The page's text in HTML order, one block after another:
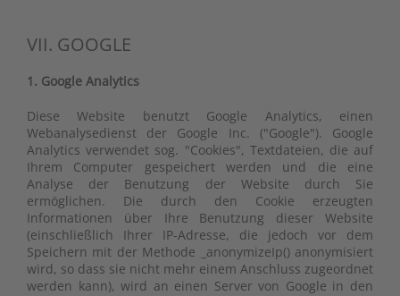
VII. GOOGLE
1. Google Analytics
Diese Website benutzt Google Analytics, einen
Webanalysedienst der Google Inc. ("Google"). Google
Analytics verwendet sog. "Cookies", Textdateien, die auf
Ihrem Computer gespeichert werden und die eine
Analyse der Benutzung der Website durch Sie
ermöglichen. Die durch den Cookie erzeugten
Informationen über Ihre Benutzung dieser Website
(einschließlich Ihrer IP-Adresse, die jedoch vor dem
Speichern mit der Methode _anonymizeIp() anonymisiert
wird, so dass sie nicht mehr einem Anschluss zugeordnet
werden kann), wird an einen Server von Google in den